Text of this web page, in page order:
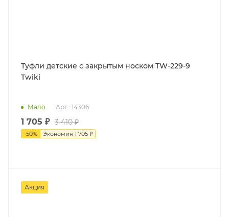
Туфли детские с закрытым носком TW-229-9
Twiki
Мало Арт.: 14306
1 705 ₽ 3 410₽
-50% Экономия 1 705 ₽
Акция